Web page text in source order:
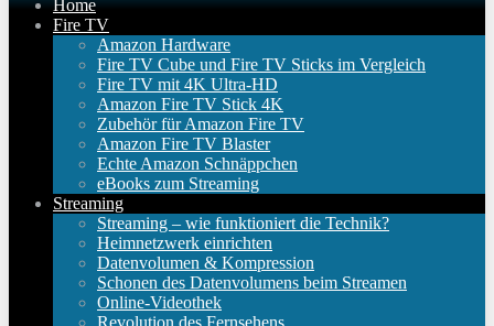
Home
Fire TV
Amazon Hardware
Fire TV Cube und Fire TV Sticks im Vergleich
Fire TV mit 4K Ultra-HD
Amazon Fire TV Stick 4K
Zubehör für Amazon Fire TV
Amazon Fire TV Blaster
Echte Amazon Schnäppchen
eBooks zum Streaming
Streaming
Streaming – wie funktioniert die Technik?
Heimnetzwerk einrichten
Datenvolumen & Kompression
Schonen des Datenvolumens beim Streamen
Online-Videothek
Revolution des Fernsehens